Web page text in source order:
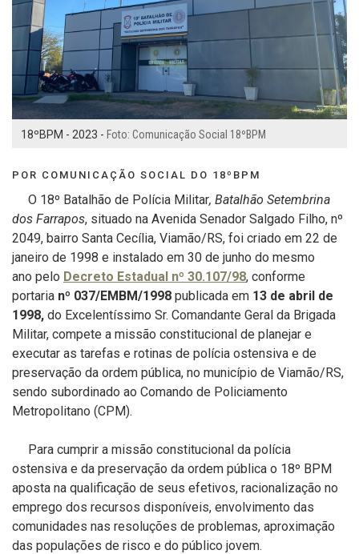
18ºBPM - 2023 - Foto: Comunicação Social 18ºBPM
POR COMUNICAÇÃO SOCIAL DO 18ºBPM
O 18º Batalhão de Polícia Militar, Batalhão Setembrina
dos Farrapos, situado na Avenida Senador Salgado Filho, nº
2049, bairro Santa Cecília, Viamão/RS, foi criado em 22 de
janeiro de 1998 e instalado em 30 de junho do mesmo
ano pelo Decreto Estadual nº 30.107/98, conforme
portaria nº 037/EMBM/1998 publicada em 13 de abril de
1998, do Excelentíssimo Sr. Comandante Geral da Brigada
Militar, compete a missão constitucional de planejar e
executar as tarefas e rotinas de polícia ostensiva e de
preservação da ordem pública, no município de Viamão/RS,
sendo subordinado ao Comando de Policiamento
Metropolitano (CPM).
Para cumprir a missão constitucional da polícia
ostensiva e da preservação da ordem pública o 18º BPM
aposta na qualificação de seus efetivos, racionalização no
emprego dos recursos disponíveis, envolvimento das
comunidades nas resoluções de problemas, aproximação
das populações de risco e do público jovem.